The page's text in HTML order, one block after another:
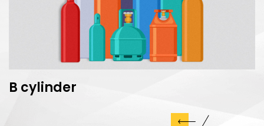
B cylinder